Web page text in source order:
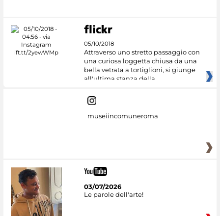
05/10/2018
Attraverso uno stretto passaggio con
una curiosa loggetta chiusa da una
bella vetrata a tortiglioni, si giunge
all'ultima stanza della
museiincomuneroma
03/07/2026
Le parole dell'arte!